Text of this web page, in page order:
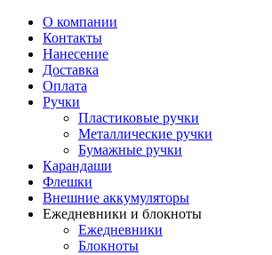
О компании
Контакты
Нанесение
Доставка
Оплата
Ручки
Пластиковые ручки
Металлические ручки
Бумажные ручки
Карандаши
Флешки
Внешние аккумуляторы
Ежедневники и блокноты
Ежедневники
Блокноты